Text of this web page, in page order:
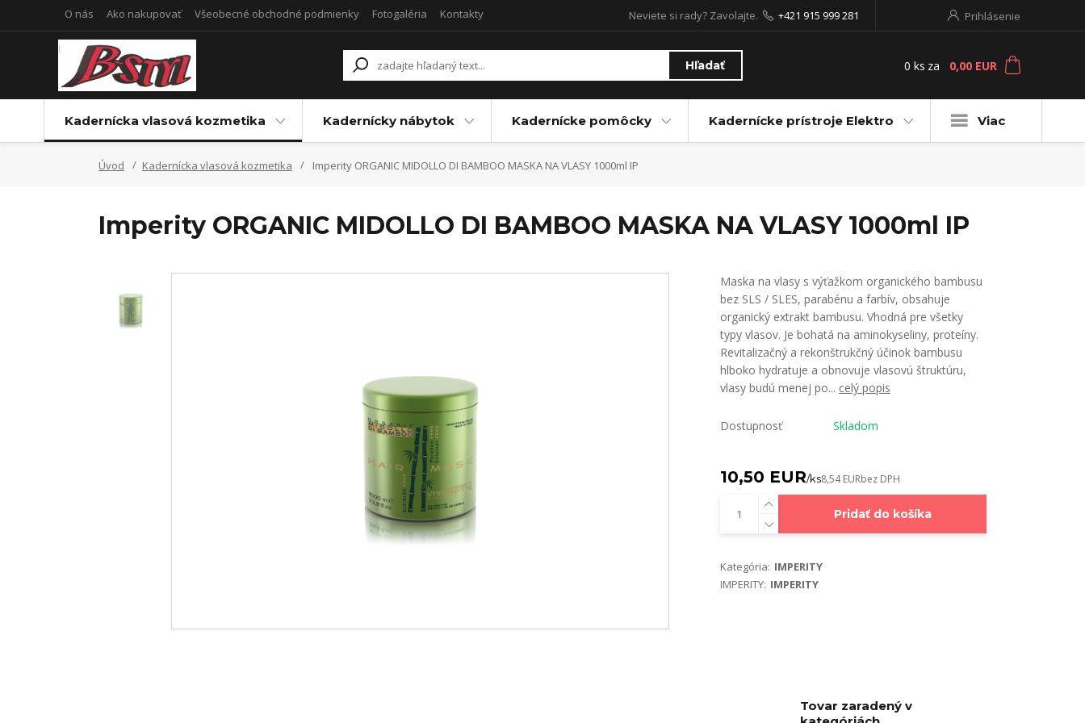
O nás Ako nakupovať Všeobecné obchodné podmienky Fotogaléria Kontakty Prihlásenie
Hľadať
Neviete si rady? Zavolajte. +421 915 999 281
0 ks za 0,00 EUR
Kadernícka vlasová kozmetika Kadernícky nábytok Kadernícke pomôcky Kadernícke prístroje Elektro Viac
Úvod Kadernícka vlasová kozmetika Imperity ORGANIC MIDOLLO DI BAMBOO MASKA NA VLASY 1000ml IP
Imperity ORGANIC MIDOLLO DI BAMBOO MASKA NA VLASY 1000ml IP
Maska na vlasy s výťažkom organického bambusu
bez SLS / SLES, parabénu a farbív, obsahuje
organický extrakt bambusu. Vhodná pre všetky
typy vlasov. Je bohatá na aminokyseliny, proteíny.
Revitalizačný a rekonštrukčný účinok bambusu
hlboko hydratuje a obnovuje vlasovú štruktúru,
vlasy budú menej po... celý popis
Dostupnosť Skladom
10,50 EUR/ks8,54 EURbez DPH
Pridať do košíka
Kategória: IMPERITY
IMPERITY: IMPERITY
Tovar zaradený v